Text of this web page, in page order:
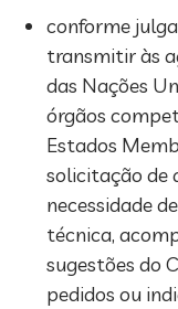
conforme
transmitir às
das Nações
órgãos
Estados
solicitação de
necessidade
técnica,
sugestões do
pedidos ou